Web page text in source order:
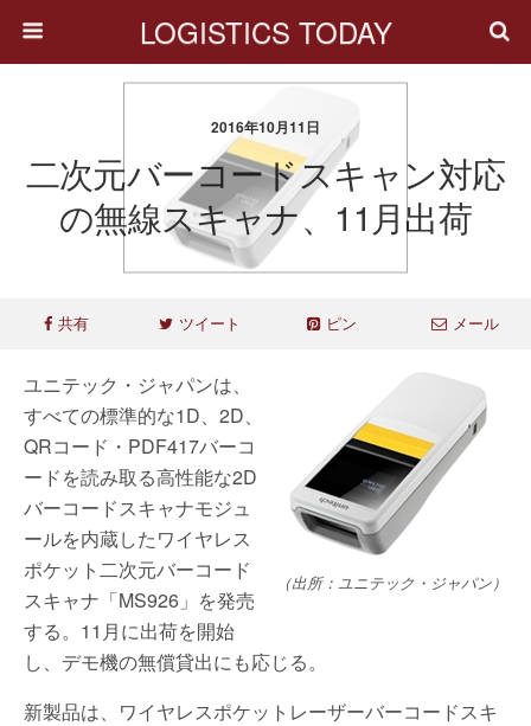
LOGISTICS TODAY
2016年10月11日
二次元バーコードスキャン対応
の無線スキャナ、11月出荷
共有 ツイート ピン メール
（出所：ユニテック・ジャパン）
ユニテック・ジャパンは、
すべての標準的な1D、2D、
QRコード・PDF417バーコ
ードを読み取る高性能な2D
バーコードスキャナモジュ
ールを内蔵したワイヤレス
ポケット二次元バーコード
スキャナ「MS926」を発売
する。11月に出荷を開始
し、デモ機の無償貸出にも応じる。
新製品は、ワイヤレスポケットレーザーバーコードスキ